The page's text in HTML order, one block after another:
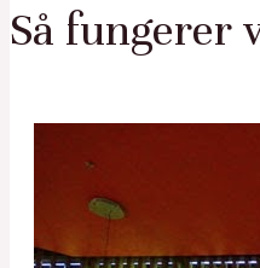
Så fungerer